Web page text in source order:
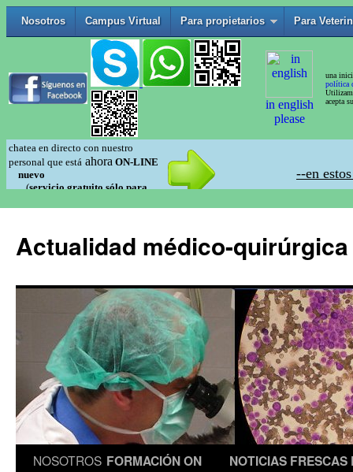
Actualidad médico-
NOSOTROS FORMACIÓN ON
NOTICIAS FRESCAS